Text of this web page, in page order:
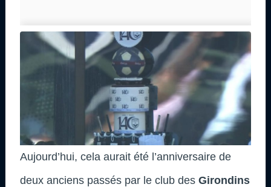
Aujourd’hui, cela aurait été l’anniversaire de
deux anciens passés par le club des Girondins